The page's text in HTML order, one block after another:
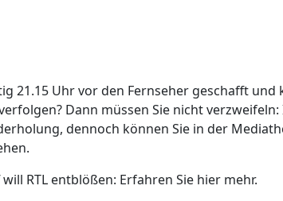
21.15 Uhr vor den Fernseher geschafft und
Dann müssen Sie nicht
dennoch können Sie in der
RTL entblößen: Erfahren Sie hier mehr.